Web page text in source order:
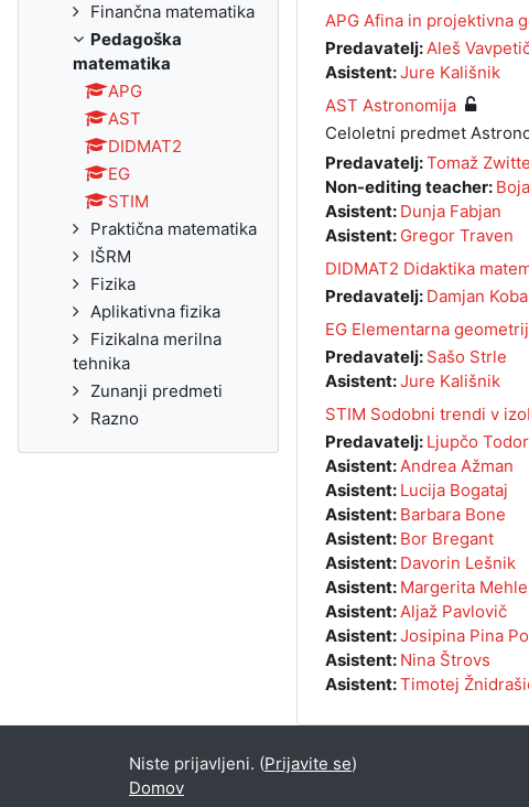
APG Afina in projektivna
Predavatelj: Aleš
Asistent:Jure Kališnik
AST Astronomija
Celoletni predmet
Predavatelj:Tomaž
Non-editing teacher:
Asistent: Dunja Fabjan
Asistent: Gregor Traven
DIDMAT2 Didaktika
Predavatelj: Damjan
EG Elementarna
Predavatelj: Sašo Strle
Asistent:Jure Kališnik
STIM Sodobni trendi v
Predavatelj: Ljupčo
Asistent: Andrea Ažman
Asistent: Lucija Bogataj
Asistent: Barbara Bone
Asistent: Bor Bregant
Asistent: Davorin Lešnik
Asistent: Margerita Mehle
Asistent: Aljaž Pavlovič
Asistent:Josipina Pina
Asistent: Nina Štrovs
Asistent:Timotej
Finančna matematika
Pedagoška
matematika
APG
AST
DIDMAT2
EG
STIM
Praktična matematika
IŠRM
Fizika
Aplikativna fizika
Fizikalna merilna
tehnika
Zunanji predmeti
Razno
Niste prijavljeni. (Prijavite se)
Domov